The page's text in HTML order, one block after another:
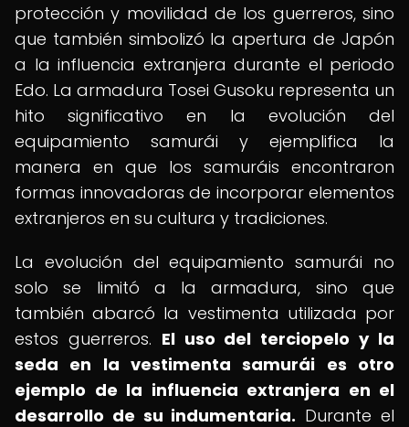
protección y movilidad de los guerreros, sino
que también simbolizó la apertura de Japón
a la influencia extranjera durante el periodo
Edo. La armadura Tosei Gusoku representa un
hito significativo en la evolución del
equipamiento samurái y ejemplifica la
manera en que los samuráis encontraron
formas innovadoras de incorporar elementos
extranjeros en su cultura y tradiciones.
La evolución del equipamiento samurái no
solo se limitó a la armadura, sino que
también abarcó la vestimenta utilizada por
estos guerreros. El uso del terciopelo y la
seda en la vestimenta samurái es otro
ejemplo de la influencia extranjera en el
desarrollo de su indumentaria. Durante el